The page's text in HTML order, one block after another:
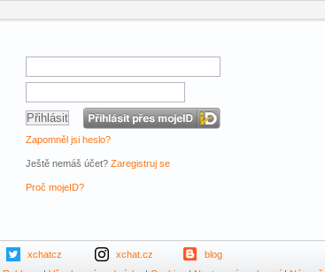
Zapomněl jsi heslo?
Ještě nemáš účet? Zaregistruj se
Proč mojeID?
xchatcz xchat.cz
blog